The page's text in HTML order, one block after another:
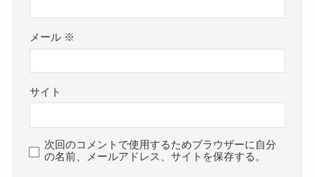
メール ※
サイト
次回のコメントで使用するためブラウザーに自分
の名前、メールアドレス、サイトを保存する。